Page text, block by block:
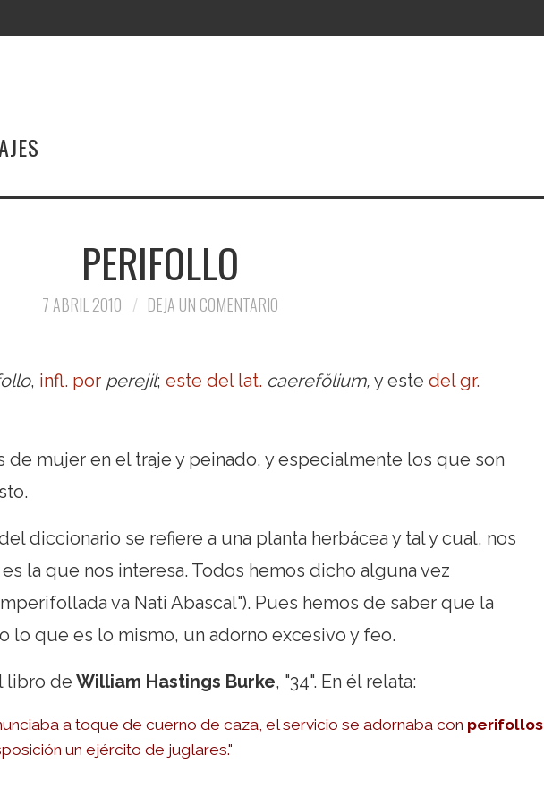
PERIFOLLO
7 ABRIL 2010 DEJA UN COMENTARIO
, infl. por perejil; este del lat. caerefŏlium, y este del gr.
de mujer en el traje y peinado, y especialmente los que son
diccionario se refiere a una planta herbácea y tal y cual, nos
la que nos interesa. Todos hemos dicho alguna vez
va Nati Abascal"). Pues hemos de saber que la
lo que es lo mismo, un adorno excesivo y feo.
libro de William Hastings Burke, "34". En él relata:
a toque de cuerno de caza, el servicio se adornaba con perifollos
un ejército de juglares."